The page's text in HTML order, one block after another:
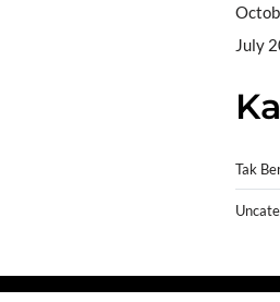
July
Tak